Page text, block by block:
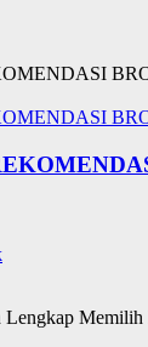
Lengkap